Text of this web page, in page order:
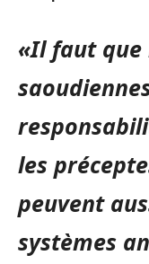
«Il faut
les
peuvent
systèmes